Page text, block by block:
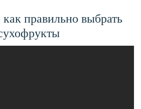
правильно выбрать